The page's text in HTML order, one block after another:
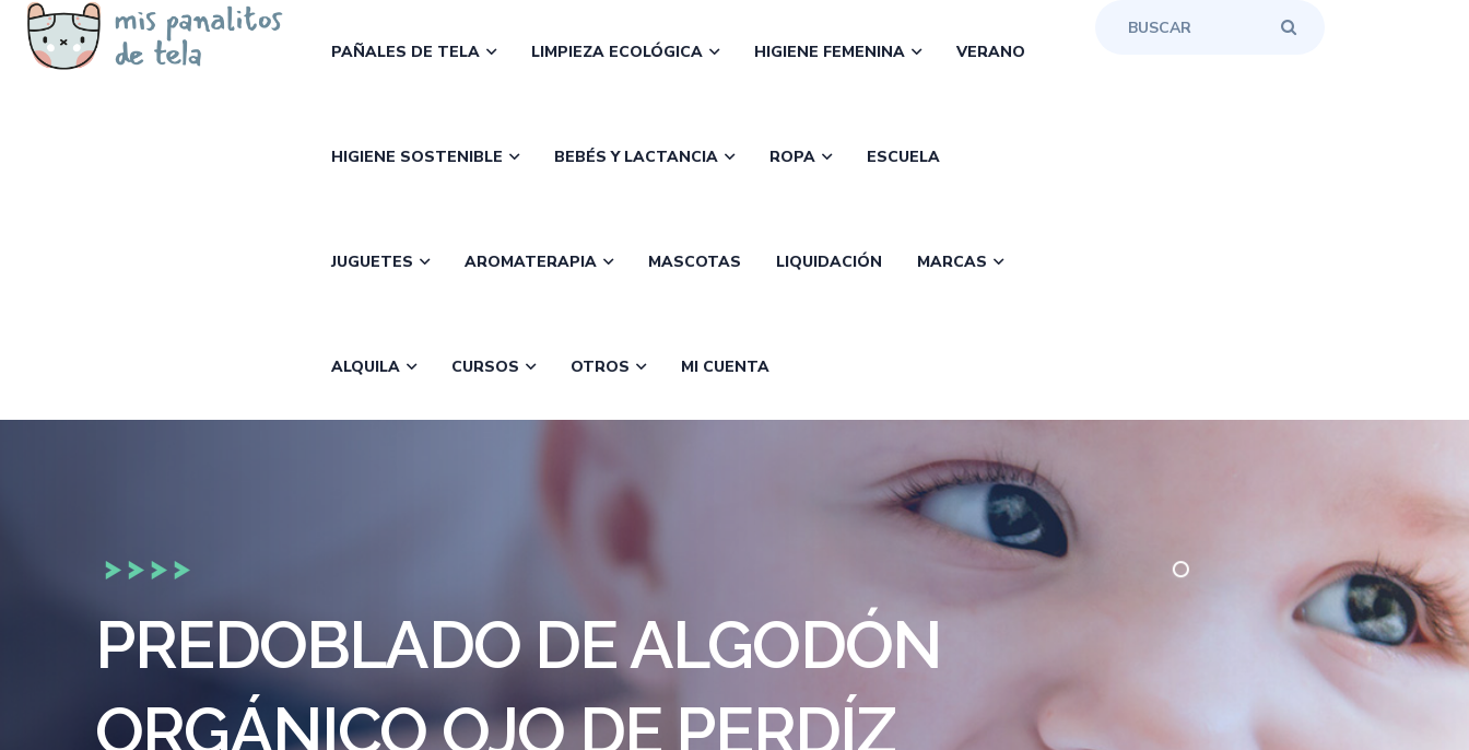
PAÑALES DE TELA LIMPIEZA ECOLÓGICA HIGIENE FEMENINA VERANO
HIGIENE SOSTENIBLE BEBÉS Y LACTANCIA ROPA ESCUELA
JUGUETES AROMATERAPIA MASCOTAS LIQUIDACIÓN MARCAS
ALQUILA CURSOS OTROS MI CUENTA
PREDOBLADO DE ALGODÓN
ORGÁNICO OJO DE PERDÍZ